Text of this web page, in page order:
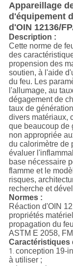
Appareillage
d'équipement
d'OIN 12136/
Description :
Cette norme de
des
propension des
soutien, à l'aide
du feu. Les
l'allumage, au
dégagement de
taux de
divers matériaux,
que beaucoup de
non appropriée
du calorimètre de
évaluer
base nécessaire
flamme et le
risques,
recherche et
Normes :
Réaction d'OIN
propriétés
propagation du feu
ASTM E 2058,
Caractéristiques
1. conception 19-
à utiliser ;